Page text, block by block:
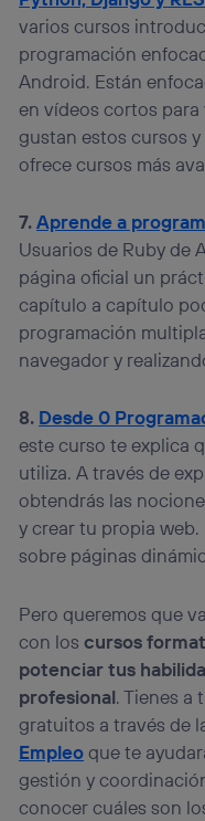
varios cursos
programación
Android. Están
en vídeos cortos
gustan estos cursos
ofrece cursos más
7.Aprende a
Usuarios de Ruby de
página oficial un
capítulo a capítulo
programación
navegador y
8. Desde 0
este curso te explica
utiliza. A través de
obtendrás las
y crear tu propia web.
sobre páginas
Pero queremos que
con loscursos
potenciar tus
profesional. Tienes a
gratuitos a través de
Empleoque te
gestión y
conocer cuáles son